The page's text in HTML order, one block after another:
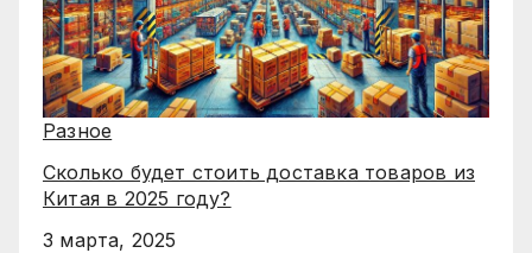
Разное
Сколько будет стоить доставка товаров из
Китая в 2025 году?
3 марта, 2025